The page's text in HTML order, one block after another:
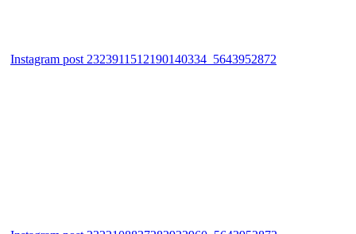
Instagram post 2323911512190140334_5643952872